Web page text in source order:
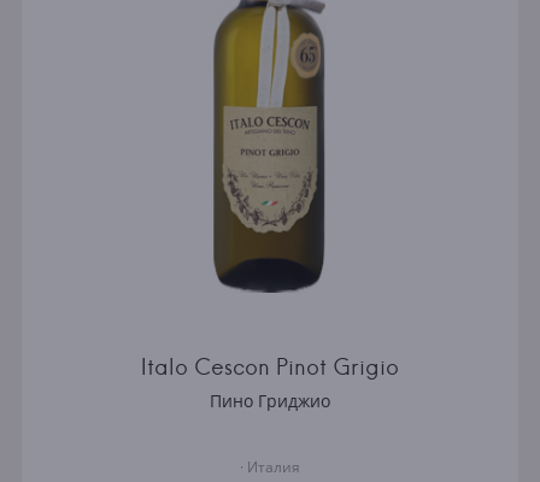
Italo Cescon Pinot Grigio
Пино Гриджио
· Италия